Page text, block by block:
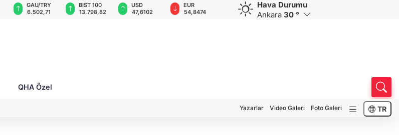
BIST 100
13.798,82
USD
47,6102
EUR
54,8474
GBP
63,9548
CHF
58,5738
CAD
33,9607
Hava Durumu
Ankara 30 °
QHA Özel
Yazarlar Video Galeri Foto Galeri TR